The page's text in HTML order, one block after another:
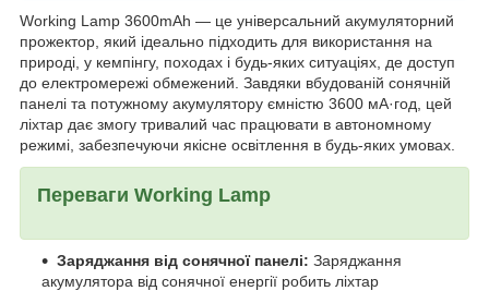
Working Lamp 3600mAh — це універсальний акумуляторний
прожектор, який ідеально підходить для використання на
природі, у кемпінгу, походах і будь-яких ситуаціях, де доступ
до електромережі обмежений. Завдяки вбудованій сонячній
панелі та потужному акумулятору ємністю 3600 мА·год, цей
ліхтар дає змогу тривалий час працювати в автономному
режимі, забезпечуючи якісне освітлення в будь-яких умовах.
Переваги Working Lamp
Заряджання від сонячної панелі: Заряджання
акумулятора від сонячної енергії робить ліхтар